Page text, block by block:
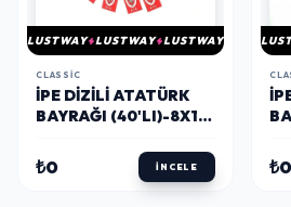
LUSTWAY LUSTWAY LUSTWAY
CLASSIC
İPE DIZILI ATATÜRK
BAYRAĞI (40'LI)-8X12
₺0 İNCELE ₺0